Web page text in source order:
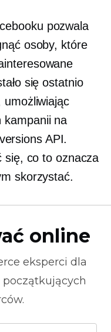
pozwala
osoby, które
się ostatnio
umożliwiając
kampanii na
API.
się, co to oznacza
skorzystać.
online
eksperci dla
początkujących